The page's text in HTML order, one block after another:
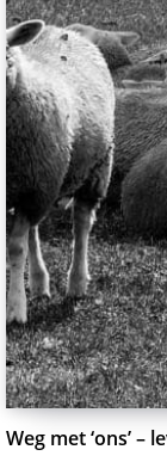
Weg met ‘ons’ –